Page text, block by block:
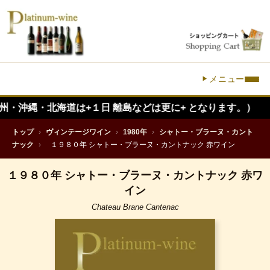
メニュー
海道は+１日 離島などは更に+ となります。）
トップ › ヴィンテージワイン › 1980年 ›
シャトー・ブラーヌ・カント
ナック
› １９８０年 シャトー・ブラーヌ・カントナック 赤ワイン
１９８０年 シャトー・ブラーヌ・カントナック 赤ワ
イン
Chateau Brane Cantenac